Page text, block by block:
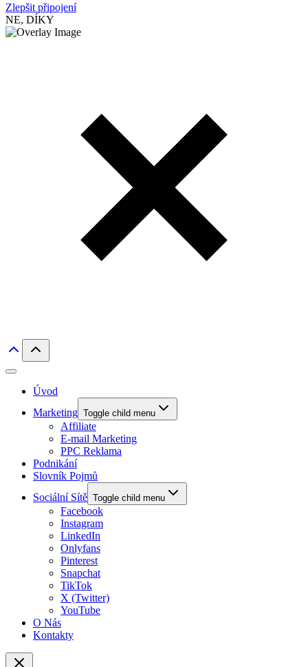
Zlepšit připojení
NE, DÍKY
Úvod
Marketing Toggle child menu
Affiliate
E-mail Marketing
PPC Reklama
Podnikání
Slovník Pojmů
Sociální Sítě Toggle child menu
Facebook
Instagram
LinkedIn
Onlyfans
Pinterest
Snapchat
TikTok
X (Twitter)
YouTube
O Nás
Kontakty